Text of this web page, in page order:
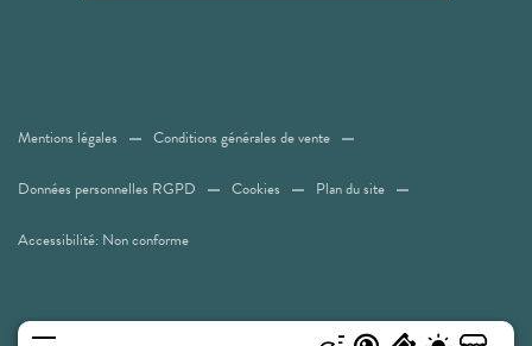
Mentions légales Conditions générales de vente
Données personnelles RGPD Cookies Plan du site
Accessibilité: Non conforme